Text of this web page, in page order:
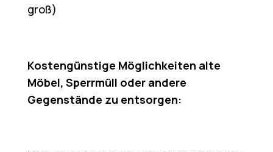
groß)
Kostengünstige Möglichkeiten alte
Möbel, Sperrmüll oder andere
Gegenstände zu entsorgen: